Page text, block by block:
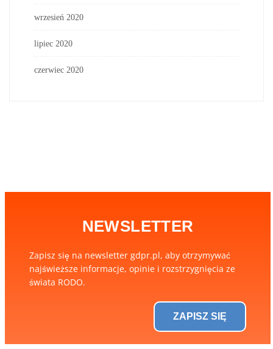
wrzesień 2020
lipiec 2020
czerwiec 2020
NEWSLETTER
Zapisz się na newsletter gdpr.pl, aby otrzymywać
najświeższe informacje, opinie i rozstrzygnięcia ze
świata RODO.
ZAPISZ SIĘ